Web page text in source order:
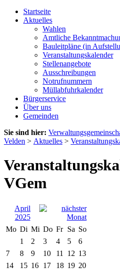
Startseite
Aktuelles
Wahlen
Amtliche
Bauleitpläne (in
Veranstaltungskalender
Stellenangebote
Ausschreibungen
Notrufnummern
Müllabfuhrkalender
Bürgerservice
Über uns
Gemeinden
Sie sind hier:
Velden > Aktuelles >
VGem
April
2025
Mo Di Mi Do Fr Sa So
1
2 3 4 5
6
7
8 9 10 11 12 13
14
15 16 17 18 19 20